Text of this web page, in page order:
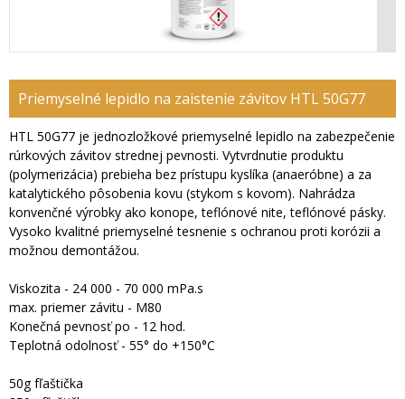
Priemyselné lepidlo na zaistenie závitov HTL 50G77
HTL 50G77 je jednozložkové priemyselné lepidlo na zabezpečenie
rúrkových závitov strednej pevnosti. Vytvrdnutie produktu
(polymerizácia) prebieha bez prístupu kyslíka (anaeróbne) a za
katalytického pôsobenia kovu (stykom s kovom). Nahrádza
konvenčné výrobky ako konope, teflónové nite, teflónové pásky.
Vysoko kvalitné priemyselné tesnenie s ochranou proti korózii a
možnou demontážou.
Viskozita - 24 000 - 70 000 mPa.s
max. priemer závitu - M80
Konečná pevnosť po - 12 hod.
Teplotná odolnosť - 55° do +150°C
50g fľaštička